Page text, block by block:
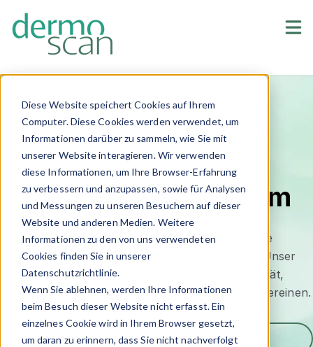
Diese Website speichert Cookies auf Ihrem
Computer. Diese Cookies werden verwendet, um
Informationen darüber zu sammeln, wie Sie mit
unserer Website interagieren. Wir verwenden
diese Informationen, um Ihre Browser-Erfahrung
zu verbessern und anzupassen, sowie für Analysen
und Messungen zu unseren Besuchern auf dieser
Website und anderen Medien. Weitere
Informationen zu den von uns verwendeten
Cookies finden Sie in unserer
Datenschutzrichtlinie.
Wenn Sie ablehnen, werden Ihre Informationen
beim Besuch dieser Website nicht erfasst. Ein
einzelnes Cookie wird in Ihrem Browser gesetzt,
um daran zu erinnern, dass Sie nicht nachverfolgt
Unternehmen
Das DermoScan Team
DermoScan ist Ihr Partner für hochwertige
Medizintechnik in Dermatologie und Ästhetik.
Unser
Anspruch: Lösungen, die medizinische Qualität,
wirtschaftlichen Erfolg und einfache Integration vereinen.
BERATUNG ANFRAGEN